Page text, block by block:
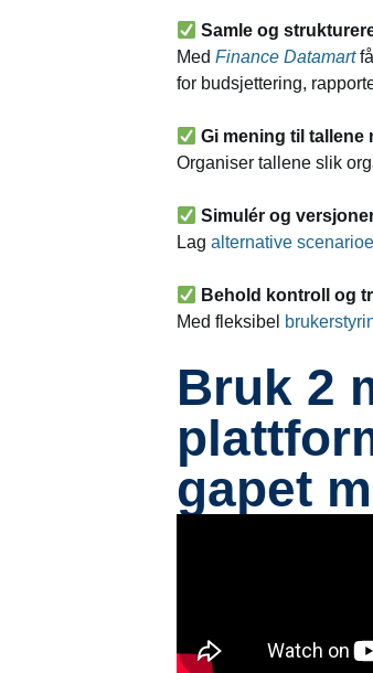
Samle og
Med Finance Datamart
for budsjettering,
Gi mening til tallene
Organiser tallene slik
Simulér og
Lag alternative
Behold kontroll og
Med fleksibel
Bruk 2
gapet